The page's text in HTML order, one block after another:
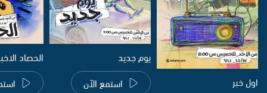
اول خبر
يوم جديد
استمع الآن
الحصاد